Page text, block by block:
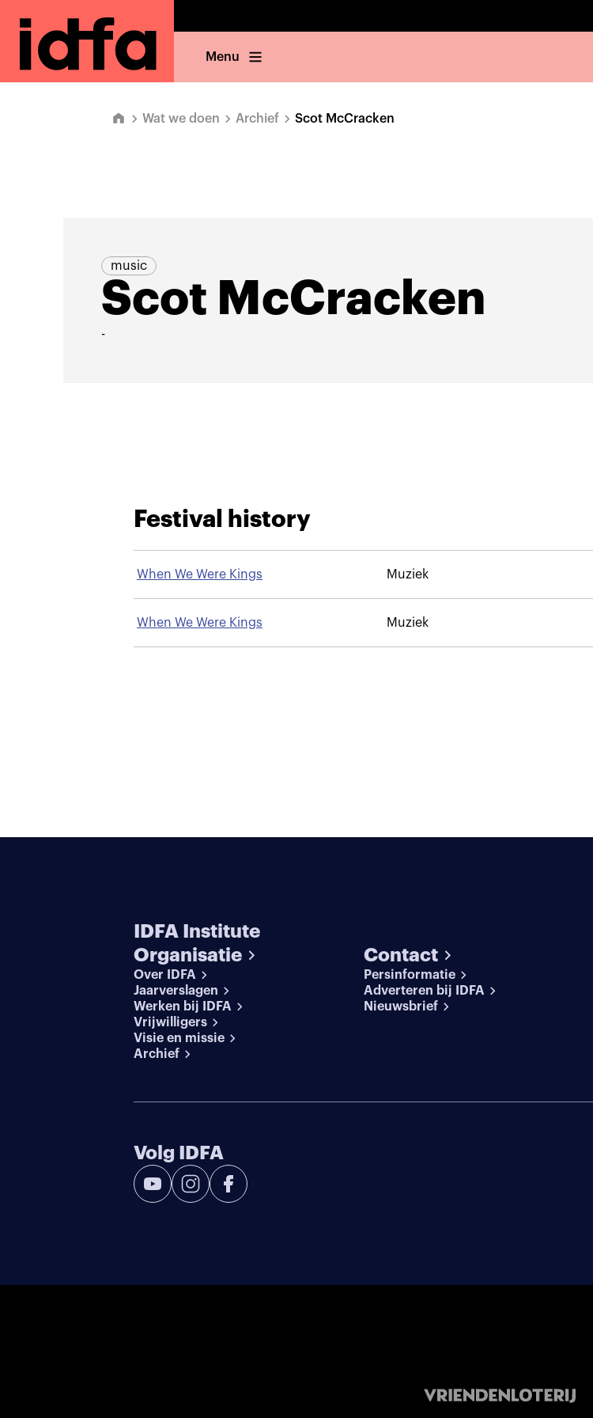
Menu
Wat we doen Archief Scot McCracken
music
Scot McCracken
-
Festival history
When We Were Kings Muziek
When We Were Kings Muziek
IDFA Institute
Organisatie
Over IDFA
Jaarverslagen
Werken bij IDFA
Vrijwilligers
Visie en missie
Archief
Contact
Persinformatie
Adverteren bij IDFA
Nieuwsbrief
Volg IDFA